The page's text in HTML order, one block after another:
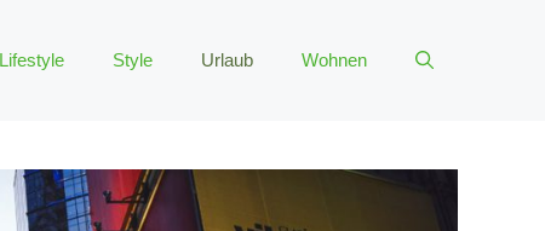
Lifestyle Style Urlaub Wohnen